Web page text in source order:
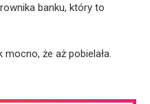
banku, który to
że aż pobielała.